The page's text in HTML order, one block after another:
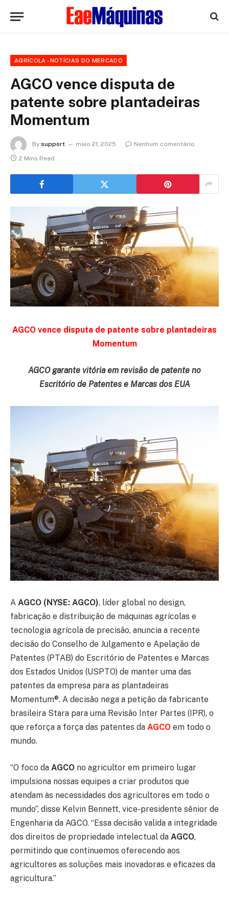
AGRÍCOLA - NOTÍCIAS DO MERCADO
AGCO vence disputa de
patente sobre plantadeiras
Momentum
By support maio 21, 2025
Nenhum comentário
2 Mins Read
AGCO vence disputa de patente sobre plantadeiras
Momentum
AGCO garante vitória em revisão de patente no
Escritório de Patentes e Marcas dos EUA
A AGCO (NYSE: AGCO), líder global no design,
fabricação e distribuição de máquinas agrícolas e
tecnologia agrícola de precisão, anuncia a recente
decisão do Conselho de Julgamento e Apelação de
Patentes (PTAB) do Escritório de Patentes e Marcas
dos Estados Unidos (USPTO) de manter uma das
patentes da empresa para as plantadeiras
Momentum®. A decisão nega a petição da fabricante
brasileira Stara para uma Revisão Inter Partes (IPR), o
que reforça a força das patentes da AGCO em todo o
mundo.
“O foco da AGCO no agricultor em primeiro lugar
impulsiona nossas equipes a criar produtos que
atendam às necessidades dos agricultores em todo o
mundo”, disse Kelvin Bennett, vice-presidente sênior de
Engenharia da AGCO. “Essa decisão valida a integridade
dos direitos de propriedade intelectual da AGCO,
permitindo que continuemos oferecendo aos
agricultores as soluções mais inovadoras e eficazes da
agricultura.”